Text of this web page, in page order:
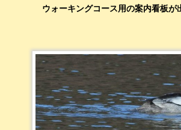
ウォーキングコース用の案内看板